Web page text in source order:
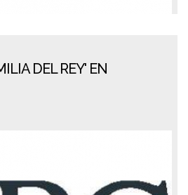
DEL REY' EN